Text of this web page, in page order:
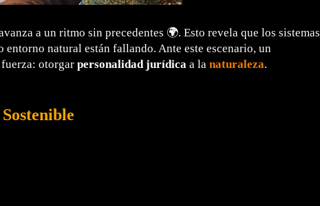
a un ritmo sin precedentes 🌍. Esto revela que los sistemas
entorno natural están fallando. Ante este escenario, un
otorgar personalidad jurídica a la naturaleza.